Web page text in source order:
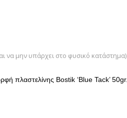
να μην υπάρχει στο φυσικό κατάστημα)
πλαστελίνης Bostik ‘Blue Tack’ 50gr.